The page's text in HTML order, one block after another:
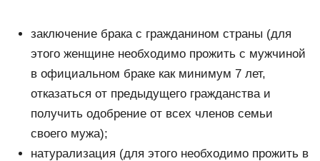
заключение брака с гражданином страны (для
этого женщине необходимо прожить с мужчиной
в официальном браке как минимум 7 лет,
отказаться от предыдущего гражданства и
получить одобрение от всех членов семьи
своего мужа);
натурализация (для этого необходимо прожить в